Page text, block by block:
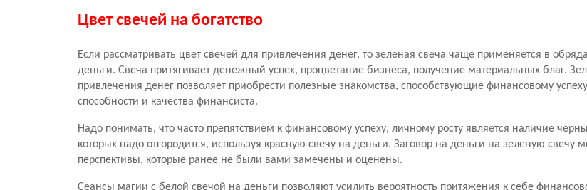
Цвет свечей на богатство
Если рассматривать цвет свечей для привлечения денег, то зеленая свеча чаще применяется в
деньги. Свеча притягивает денежный успех, процветание бизнеса, получение материальных благ.
привлечения денег позволяет приобрести полезные знакомства, способствующие финансовому
способности и качества финансиста.
Надо понимать, что часто препятствием к финансовому успеху, личному росту является наличие
которых надо отгородится, используя красную свечу на деньги. Заговор на деньги на зеленую свечу
перспективы, которые ранее не были вами замечены и оценены.
Сеансы магии с белой свечой на деньги позволяют усилить вероятность притяжения к себе